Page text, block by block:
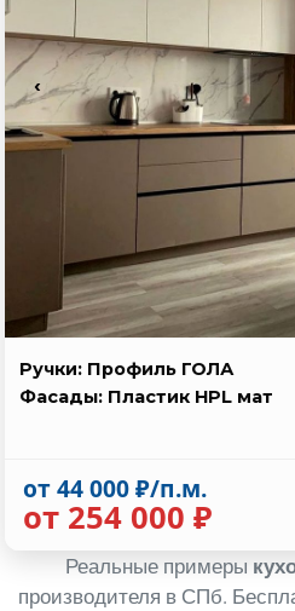
‹
Ручки: Профиль ГОЛА
Фасады: Пластик HPL мат
от 44 000 ₽/п.м.
от 254 000 ₽
Реальные примеры
производителя в СПб.